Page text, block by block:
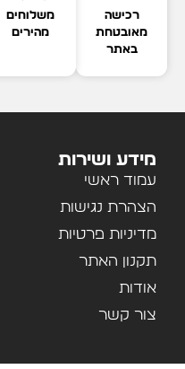
רכישה
מאובטחת
באתר
משלוחים
מהירים
מידע ושירות
עמוד ראשי
הצהרת נגישות
מדיניות פרטיות
תקנון האתר
אודות
צור קשר